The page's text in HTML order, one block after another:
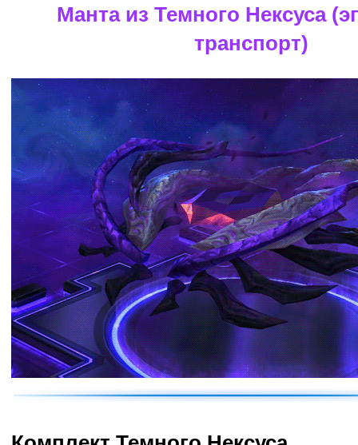
Манта из Темного Нексуса
транспорт)